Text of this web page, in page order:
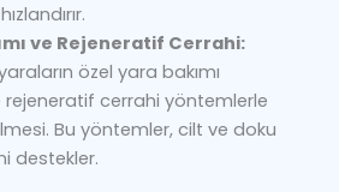
ve Rejeneratif Cerrahi:
özel yara bakımı
rejeneratif cerrahi yöntemlerle
Bu yöntemler, cilt ve doku
destekler.